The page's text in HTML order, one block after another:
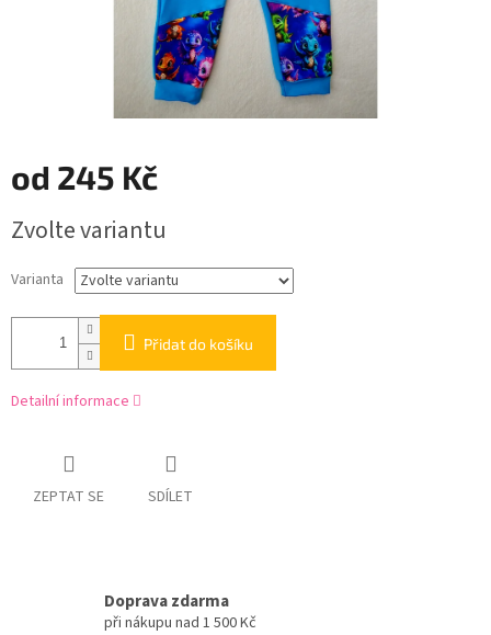
od 245 Kč
cena:
Zvolte variantu
Varianta
Přidat do košíku
Detailní informace
ZEPTAT SE SDÍLET
Doprava zdarma
při nákupu nad 1 500 Kč